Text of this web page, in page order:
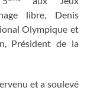
libre, Denis
Olympique et
Président de la
et a soulevé